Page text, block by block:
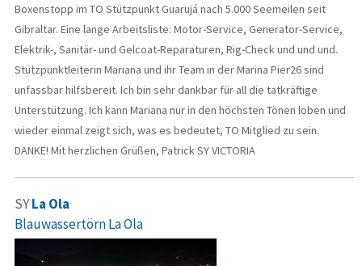
Boxenstopp im TO Stützpunkt Guarujá nach 5.000 Seemeilen seit
Gibraltar. Eine lange Arbeitsliste: Motor-Service, Generator-Service,
Elektrik-, Sanitär- und Gelcoat-Reparaturen, Rig-Check und und und.
Stützpunktleiterin Mariana und ihr Team in der Marina Pier26 sind
unfassbar hilfsbereit. Ich bin sehr dankbar für all die tatkräftige
Unterstützung. Ich kann Mariana nur in den höchsten Tönen loben und
wieder einmal zeigt sich, was es bedeutet, TO Mitglied zu sein.
DANKE! Mit herzlichen Grüßen, Patrick SY VICTORIA
SYLa Ola
Blauwassertörn La Ola